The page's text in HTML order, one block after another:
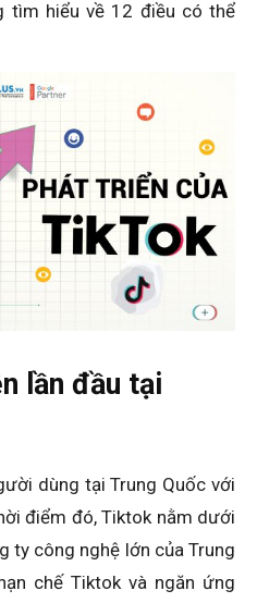
tìm hiểu về 12 điều có thể
lần đầu tại
dùng tại Trung Quốc với
điểm đó, Tiktok nằm dưới
ty công nghệ lớn của Trung
chế Tiktok và ngăn ứng